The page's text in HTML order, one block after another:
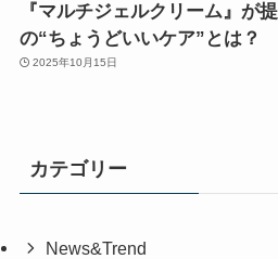
『マルチジェルクリーム』が
の“ちょうどいいケア”とは？
2025年10月15日
カテゴリー
News&Trend